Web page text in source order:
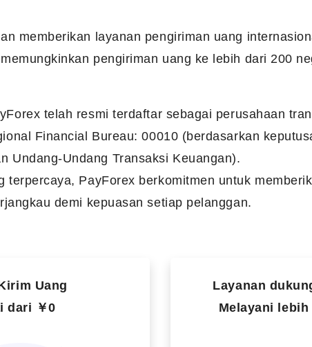
memberikan layanan pengiriman uang
pengiriman uang ke lebih dari 200
telah resmi terdaftar sebagai perusahaan
Financial Bureau: 00010 (berdasarkan
Undang-Undang Transaksi Keuangan).
terpercaya, PayForex berkomitmen untuk
demi kepuasan setiap pelanggan.
Uang
dari ￥0
Layanan
Melayani